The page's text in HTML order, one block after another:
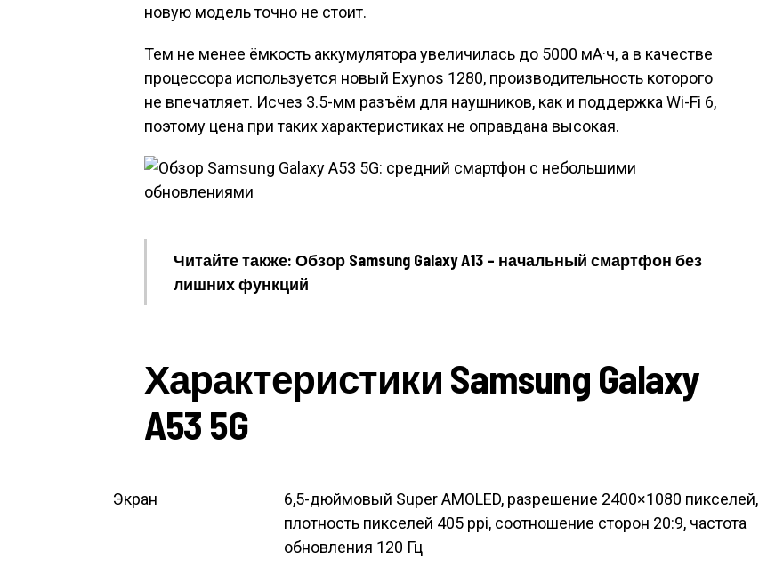
новую модель точно не стоит.
Тем не менее ёмкость аккумулятора увеличилась до 5000 мА·ч, а в качестве
процессора используется новый Exynos 1280, производительность которого
не впечатляет. Исчез 3.5-мм разъём для наушников, как и поддержка Wi-Fi 6,
поэтому цена при таких характеристиках не оправдана высокая.
Читайте также: Обзор Samsung Galaxy A13 – начальный смартфон без
лишних функций
Характеристики Samsung Galaxy
A53 5G
Экран
6,5-дюймовый Super AMOLED, разрешение 2400×1080 пикселей,
плотность пикселей 405 ppi, соотношение сторон 20:9, частота
обновления 120 Гц